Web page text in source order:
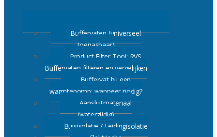
Buffervaten (universeel
toepasbaar)
Product Filter Tool: RVS
Buffervaten filteren en vergelijken
Buffervat bij een
warmtepomp: wanneer nodig?
Aansluitmateriaal
(waterzijdig)
Buisisolatie / Leidingisolatie